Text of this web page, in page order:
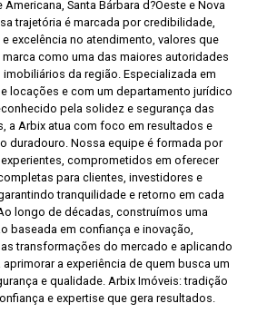
Santa Bárbara d?Oeste e Nova
trajetória é marcada por credibilidade,
excelência no atendimento, valores que
como uma das maiores autoridades
da região. Especializada em
locações e com um departamento jurídico
pela solidez e segurança das
a Arbix atua com foco em resultados e
duradouro. Nossa equipe é formada por
comprometidos em oferecer
para clientes, investidores e
tranquilidade e retorno em cada
longo de décadas, construímos uma
baseada em confiança e inovação,
transformações do mercado e aplicando
a experiência de quem busca um
e qualidade. Arbix Imóveis: tradição
e expertise que gera resultados.